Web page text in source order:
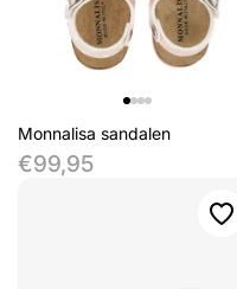
Monnalisa sandalen
€99,95